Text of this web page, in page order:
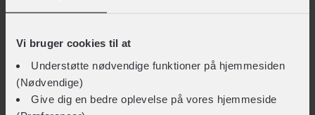
Vi bruger cookies til at
Understøtte nødvendige funktioner på hjemmesiden
(Nødvendige)
Give dig en bedre oplevelse på vores hjemmeside
TEKNISKE SPECIFIKATIONER
BASISINFORMATION
Barnestol tilbehørstype
Seler, remme & spænder